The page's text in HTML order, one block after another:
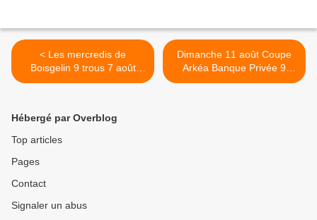
< Les mercredis de
Boisgelin 9 trous 7 août
2024
Dimanche 11 août Coupe
Arkéa Banque Privée 9
Trous >
Hébergé par Overblog
Top articles
Pages
Contact
Signaler un abus